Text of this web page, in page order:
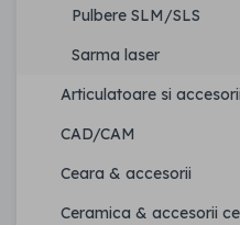
Pulbere SLM/SLS
Sarma laser
Articulatoare si accesorii
CAD/CAM
Ceara & accesorii
Ceramica & accesorii